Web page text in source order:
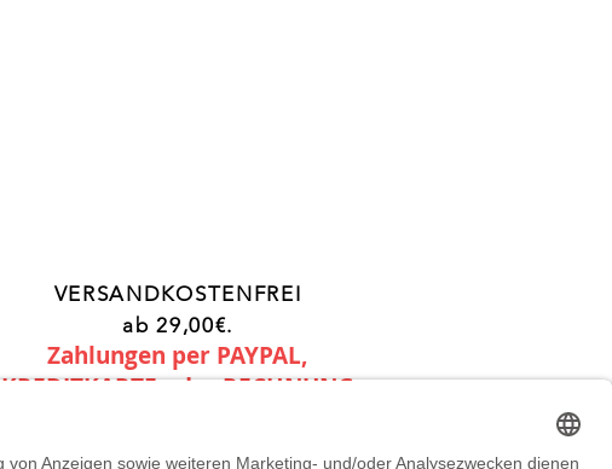
VERSANDKOSTENFREI
ab 29,00€.
Zahlungen per PAYPAL,
KREDITKARTE oder RECHNUNG